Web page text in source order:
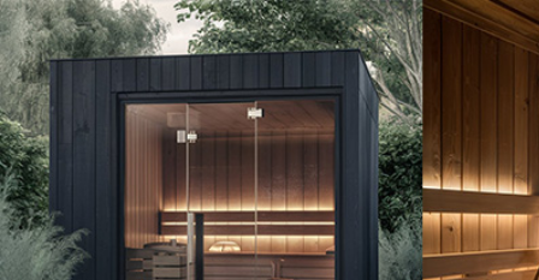
לדלג
לתוכן